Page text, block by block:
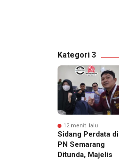
Kategori 3
12 menit lalu
Sidang Perdata di
PN Semarang
Ditunda, Majelis